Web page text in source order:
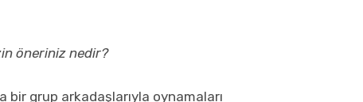
öneriniz nedir?
bir grup arkadaşlarıyla oynamaları